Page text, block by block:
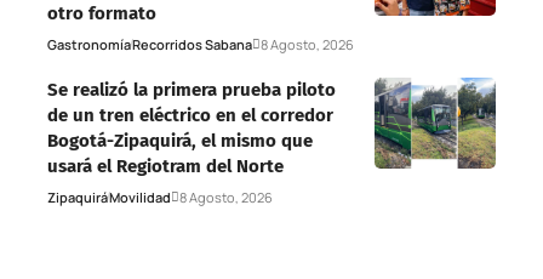
otro formato
GastronomíaRecorridos Sabana 8 Agosto, 2026
Se realizó la primera prueba piloto
de un tren eléctrico en el corredor
Bogotá-Zipaquirá, el mismo que
usará el Regiotram del Norte
ZipaquiráMovilidad 8 Agosto, 2026